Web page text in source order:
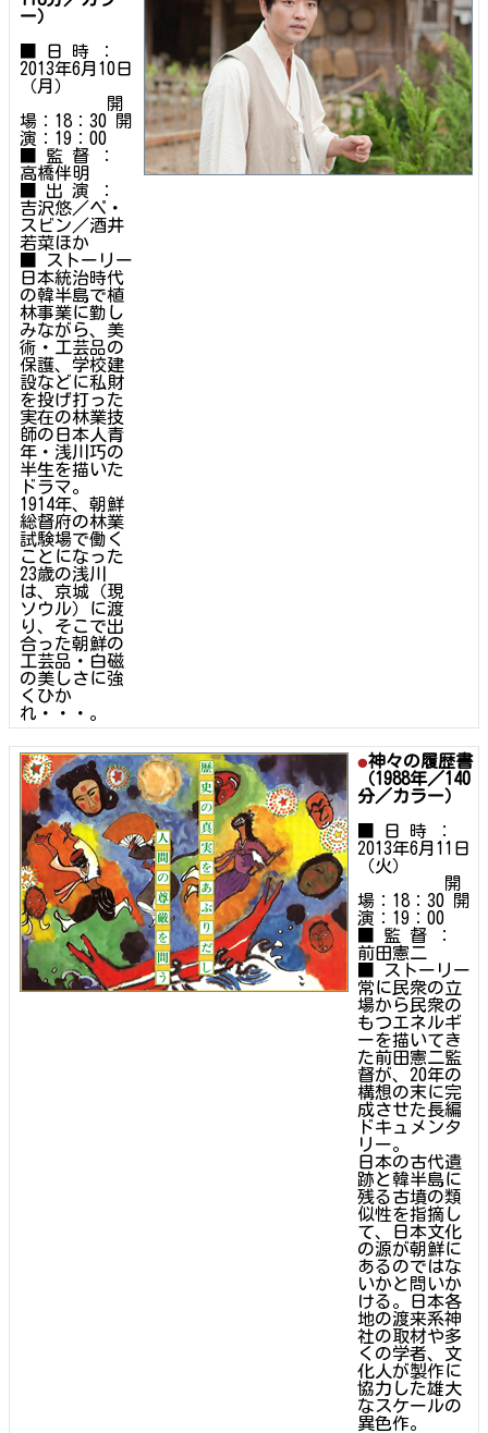
ー）
■ 日 時 ：
2013年6月10日
（月）
開
場：18：30 開
演：19：00
■ 監 督 ：
高橋伴明
■ 出 演 ：
吉沢悠／ペ・
スビン／酒井
若菜ほか
■ ストーリー
日本統治時代
の韓半島で植
林事業に勤し
みながら、美
術・工芸品の
保護、学校建
設などに私財
を投げ打った
実在の林業技
師の日本人青
年・浅川巧の
半生を描いた
ドラマ。
1914年、朝鮮
総督府の林業
試験場で働く
ことになった
23歳の浅川
は、京城（現
ソウル）に渡
り、そこで出
合った朝鮮の
工芸品・白磁
の美しさに強
くひか
れ・・・。
神々の履歴書
（1988年／140
分／カラー）
■ 日 時 ：
2013年6月11日
（火）
開
場：18：30 開
演：19：00
■ 監 督 ：
前田憲二
■ ストーリー
常に民衆の立
場から民衆の
もつエネルギ
ーを描いてき
た前田憲二監
督が、20年の
構想の末に完
成させた長編
ドキュメンタ
リー。
日本の古代遺
跡と韓半島に
残る古墳の類
似性を指摘し
て、日本文化
の源が朝鮮に
あるのではな
いかと問いか
ける。日本各
地の渡来系神
社の取材や多
くの学者、文
化人が製作に
協力した雄大
なスケールの
異色作。